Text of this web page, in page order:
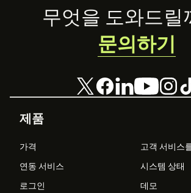
Footer
제품
가격
고객 서비스
연동 서비스
시스템 상태
로그인
데모
무엇을 도와드릴
문의하기